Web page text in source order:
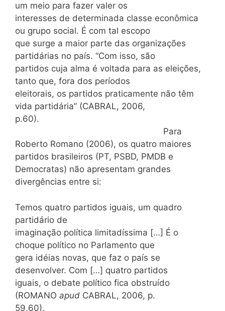
um meio para fazer valer os
interesses de determinada classe econômica
ou grupo social. É com tal escopo
que surge a maior parte das organizações
partidárias no país. “Com isso, são
partidos cuja alma é voltada para as eleições,
tanto que, fora dos períodos
eleitorais, os partidos praticamente não têm
vida partidária” (CABRAL, 2006,
p.60).
Para
Roberto Romano (2006), os quatro maiores
partidos brasileiros (PT, PSBD, PMDB e
Democratas) não apresentam grandes
divergências entre si:
Temos quatro partidos iguais, um quadro
partidário de
imaginação política limitadíssima […] É o
choque político no Parlamento que
gera idéias novas, que faz o país se
desenvolver. Com […] quatro partidos
iguais, o debate político fica obstruído
(ROMANO apud CABRAL, 2006, p.
59,60).